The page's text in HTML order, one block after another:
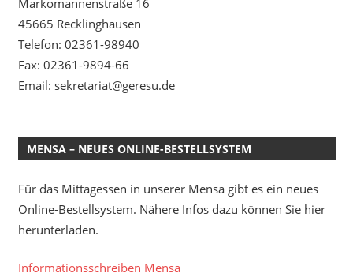
45665 Recklinghausen
Telefon: 02361-98940
Fax: 02361-9894-66
Email: sekretariat@geresu.de
MENSA – NEUES ONLINE-BESTELLSYSTEM
Für das Mittagessen in unserer Mensa gibt es ein neues
Online-Bestellsystem. Nähere Infos dazu können Sie hier
herunterladen.
Informationsschreiben Mensa